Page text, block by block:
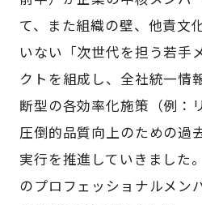
て、また組織の壁、他責文
いない「次世代を担う若手
クトを組成し、全社統一情
断型の各効率化施策（例：
圧倒的品質向上のための過
実行を推進していきました
のプロフェッショナルメン